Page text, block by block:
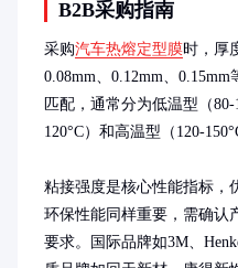
B2B采购指南
采购汽车热熔定型膜时，厚
0.08mm、0.12mm、
匹配，通常分为低温型（
120°C）和高温型（120-
粘接强度是核心性能指标，
环保性能同样重要，需确认
要求。国际品牌如3M、